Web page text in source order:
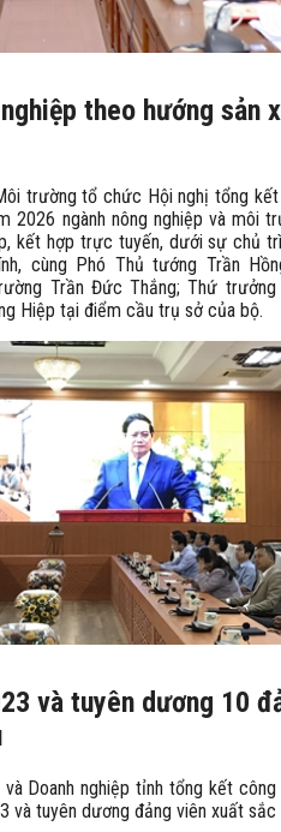
theo hướng sản
trường tổ chức Hội nghị tổng
2026 ngành nông nghiệp và môi
kết hợp trực tuyến, dưới sự chủ
cùng Phó Thủ tướng Trần
Trần Đức Thắng; Thứ trưởng
Hiệp tại điểm cầu trụ sở của bộ.
và tuyên dương 10
Doanh nghiệp tỉnh tổng kết
và tuyên dương đảng viên xuất sắc